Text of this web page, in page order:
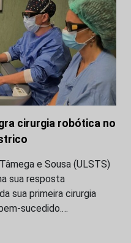
cirurgia robótica no
e Sousa (ULSTS)
sua resposta
sua primeira cirurgia
sucedido.…